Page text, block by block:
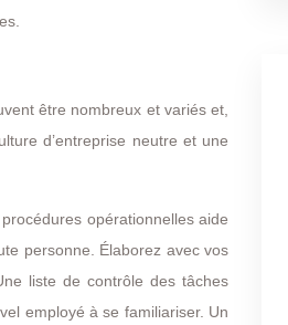
être nombreux et variés et,
d’entreprise neutre et une
opérationnelles aide
personne. Élaborez avec vos
liste de contrôle des tâches
employé à se familiariser. Un